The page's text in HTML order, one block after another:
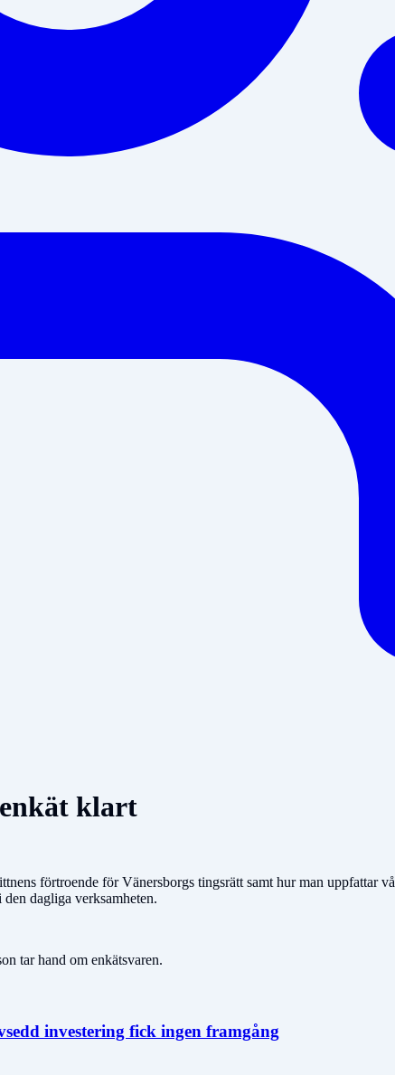
klart
förtroende för Vänersborgs tingsrätt samt hur man uppfattar
dagliga verksamheten.
tar hand om enkätsvaren.
investering fick ingen framgång